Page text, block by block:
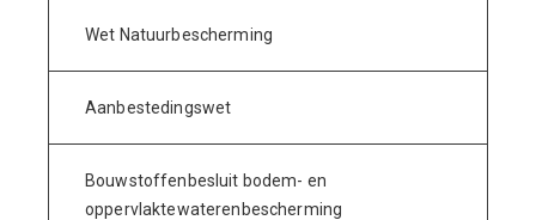
Wet Natuurbescherming
Aanbestedingswet
Bouwstoffenbesluit bodem- en
oppervlaktewaterenbescherming